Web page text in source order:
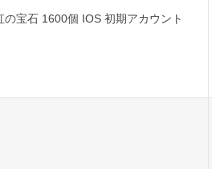
の宝石 1600個 IOS 初期アカウント